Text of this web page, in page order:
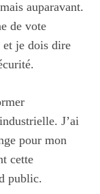
auparavant.
de vote
et je dois dire
J’ai
pour mon
cette
public.